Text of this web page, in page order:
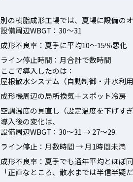
別の樹脂成形工場では、夏場に設備の
設備周辺WBGT：30〜31
成形不良率：夏季に平均10〜15％悪化
ライン停止時間：月合計で数時間
ここで導入したのは：
屋根散水システム（自動制御・井水利用
成形機周辺の局所換気＋スポット冷房
空調温度の見直し（設定温度を下げすぎ
導入後の変化は、
設備周辺WBGT：30〜31 → 27〜29
ライン停止：月数時間 → 月1時間未満
成形不良率：夏季でも通年平均とほぼ
「正直なところ、散水までは半信半